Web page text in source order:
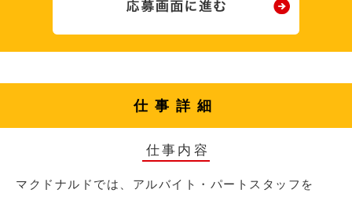
仕事詳細
仕事内容
マクドナルドでは、アルバイト・パートスタッフを